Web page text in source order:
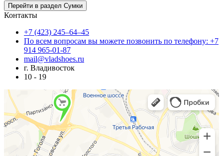
Контакты
+7 (423) 245–64–45
По всем вопросам вы можете позвонить по телефону: +7
914 965-01-87
mail@vladshoes.ru
г. Владивосток
10 - 19